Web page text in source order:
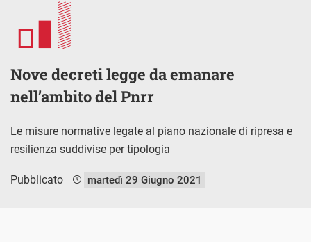
Nove decreti legge da emanare
nell’ambito del Pnrr
Le misure normative legate al piano nazionale di ripresa e
resilienza suddivise per tipologia
Pubblicato martedì 29 Giugno 2021